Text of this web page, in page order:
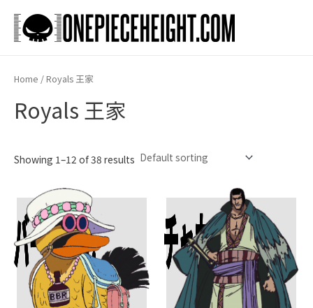
content
Home / Royals 王家
Royals 王家
Showing 1–12 of 38 results
バーボンJr.
Add To Cart チャカ
Add To Cart